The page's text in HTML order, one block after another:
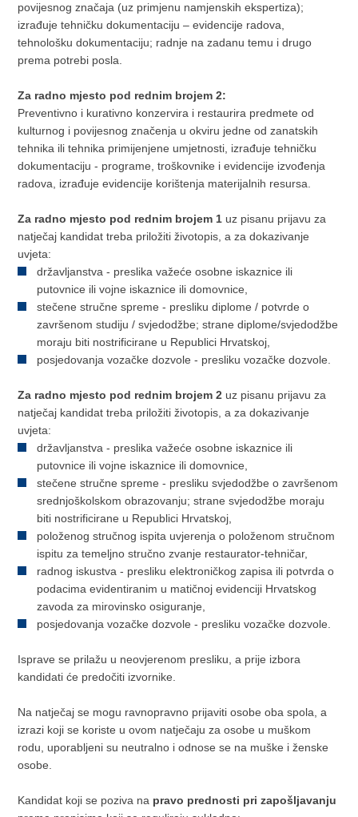
povijesnog značaja (uz primjenu namjenskih ekspertiza);
izrađuje tehničku dokumentaciju – evidencije radova,
tehnološku dokumentaciju; radnje na zadanu temu i drugo
prema potrebi posla.
Za radno mjesto pod rednim brojem 2:
Preventivno i kurativno konzervira i restaurira predmete od
kulturnog i povijesnog značenja u okviru jedne od zanatskih
tehnika ili tehnika primijenjene umjetnosti, izrađuje tehničku
dokumentaciju - programe, troškovnike i evidencije izvođenja
radova, izrađuje evidencije korištenja materijalnih resursa.
Za radno mjesto pod rednim brojem 1 uz pisanu prijavu za
natječaj kandidat treba priložiti životopis, a za dokazivanje
uvjeta:
državljanstva - preslika važeće osobne iskaznice ili
putovnice ili vojne iskaznice ili domovnice,
stečene stručne spreme - presliku diplome / potvrde o
završenom studiju / svjedodžbe; strane diplome/svjedodžbe
moraju biti nostrificirane u Republici Hrvatskoj,
posjedovanja vozačke dozvole - presliku vozačke dozvole.
Za radno mjesto pod rednim brojem 2 uz pisanu prijavu za
natječaj kandidat treba priložiti životopis, a za dokazivanje
uvjeta:
državljanstva - preslika važeće osobne iskaznice ili
putovnice ili vojne iskaznice ili domovnice,
stečene stručne spreme - presliku svjedodžbe o završenom
srednjoškolskom obrazovanju; strane svjedodžbe moraju
biti nostrificirane u Republici Hrvatskoj,
položenog stručnog ispita uvjerenja o položenom stručnom
ispitu za temeljno stručno zvanje restaurator-tehničar,
radnog iskustva - presliku elektroničkog zapisa ili potvrda o
podacima evidentiranim u matičnoj evidenciji Hrvatskog
zavoda za mirovinsko osiguranje,
posjedovanja vozačke dozvole - presliku vozačke dozvole.
Isprave se prilažu u neovjerenom presliku, a prije izbora
kandidati će predočiti izvornike.
Na natječaj se mogu ravnopravno prijaviti osobe oba spola, a
izrazi koji se koriste u ovom natječaju za osobe u muškom
rodu, uporabljeni su neutralno i odnose se na muške i ženske
osobe.
Kandidat koji se poziva na pravo prednosti pri zapošljavanju